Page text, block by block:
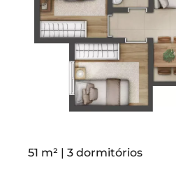
51 m² | 3 dormitórios